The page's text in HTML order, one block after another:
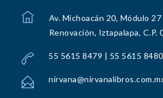
Av. Michoacán 20, Módulo
Renovación, Iztapalapa, C.P.
55 5615 8479 | 55 5615 8480